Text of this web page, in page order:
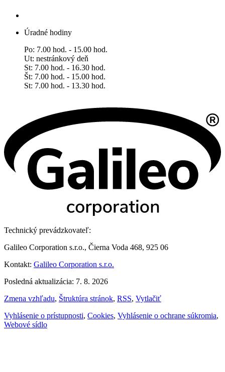
Úradné hodiny
Po: 7.00 hod. - 15.00 hod.
Ut: nestránkový deň
St: 7.00 hod. - 16.30 hod.
Št: 7.00 hod. - 15.00 hod.
​​​​​​​St: 7.00 hod. - 13.30 hod.
Technický prevádzkovateľ:
Galileo Corporation s.r.o., Čierna Voda 468, 925 06
Kontakt: Galileo Corporation s.r.o.
Posledná aktualizácia: 7. 8. 2026
Zmena vzhľadu, Štruktúra stránok, RSS, Vytlačiť
Vyhlásenie o prístupnosti, Cookies, Vyhlásenie o ochrane súkromia,
Webové sídlo